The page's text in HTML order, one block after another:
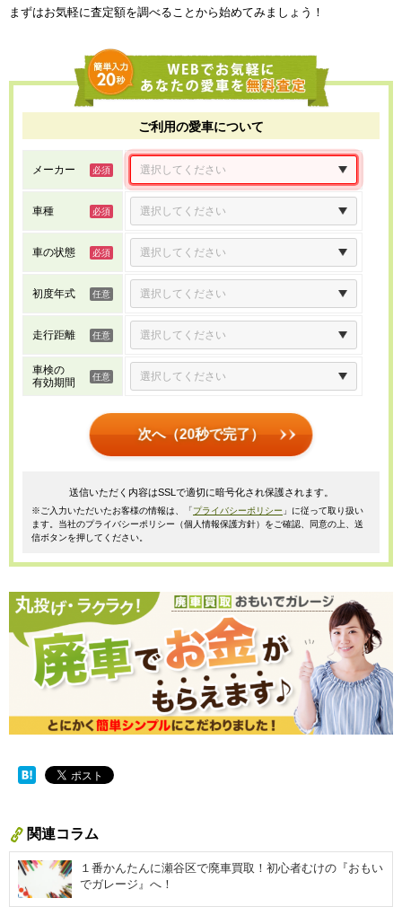
まずはお気軽に査定額を調べることから始めてみましょう！
ご利用の愛車について
メーカー
車種
車の状態
初度年式
走行距離
車検の
有効期間
次へ（20秒で完了）
送信いただく内容はSSLで適切に暗号化され保護されます。
※ご入力いただいたお客様の情報は、「プライバシーポリシー 」に従って取り扱い
ます。当社のプライバシーポリシー（個人情報保護方針）をご確認、同意の上、送
信ボタンを押してください。
関連コラム
１番かんたんに瀬谷区で廃車買取！初心者むけの『おもい
でガレージ』へ！